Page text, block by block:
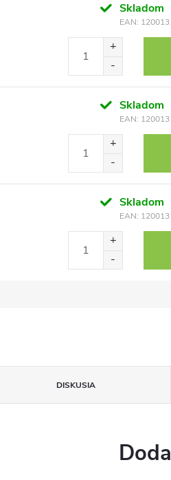
Skladom
EAN:
Skladom
EAN:
Skladom
EAN:
DISKUSIA